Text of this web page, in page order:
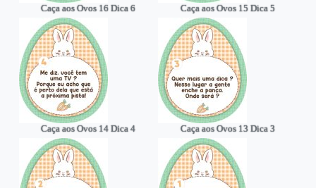
Caça aos Ovos 16 Dica 6 Caça aos Ovos 15 Dica 5
Caça aos Ovos 14 Dica 4 Caça aos Ovos 13 Dica 3